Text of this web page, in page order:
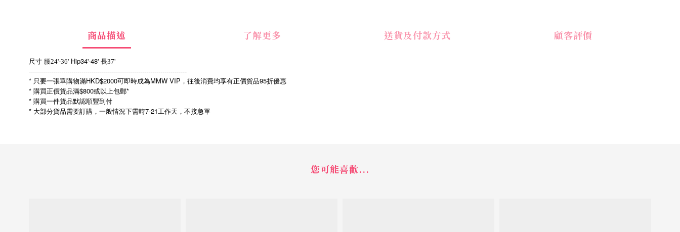
商品描述 了解更多 送貨及付款方式 顧客評價
尺寸 腰24'-36' Hip34'-48' 長37'
------------------------------------------------------------------------------
* 只要一張單購物滿HKD$2000可即時成為MMW VIP，往後消費均享有正價貨品95折優惠
* 購買正價貨品滿$800或以上包郵*
* 購買一件貨品默認順豐到付
* 大部分貨品需要訂購，一般情況下需時7-21工作天，不接急單
您可能喜歡...